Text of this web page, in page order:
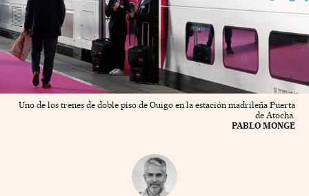
Uno de los trenes de doble piso de Ouigo en la estación madrileña Puerta
de Atocha.
PABLO MONGE